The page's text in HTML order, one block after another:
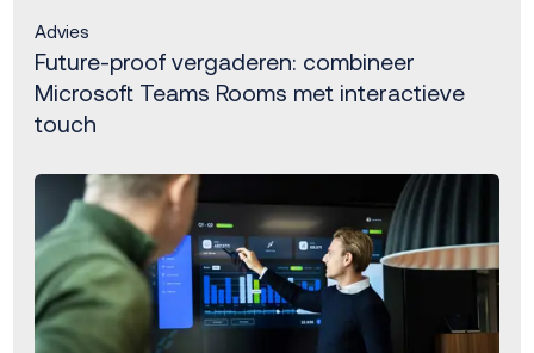
Advies
Future-proof vergaderen: combineer
Microsoft Teams Rooms met interactieve
touch